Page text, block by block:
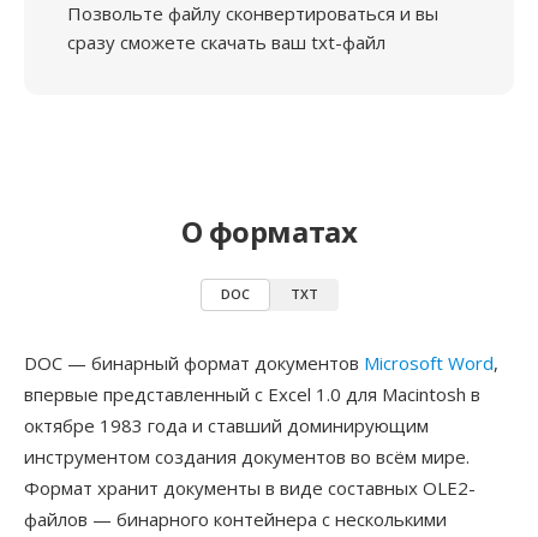
Позвольте файлу сконвертироваться и вы
сразу сможете скачать ваш txt-файл
О форматах
DOC TXT
DOC — бинарный формат документов Microsoft Word,
впервые представленный с Excel 1.0 для Macintosh в
октябре 1983 года и ставший доминирующим
инструментом создания документов во всём мире.
Формат хранит документы в виде составных OLE2-
файлов — бинарного контейнера с несколькими